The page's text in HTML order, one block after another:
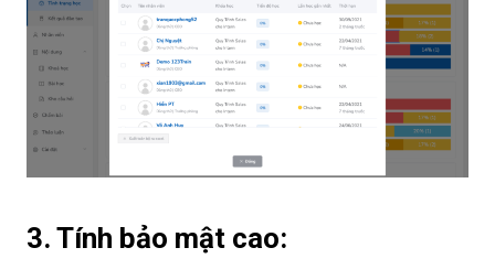
3. Tính bảo mật cao: